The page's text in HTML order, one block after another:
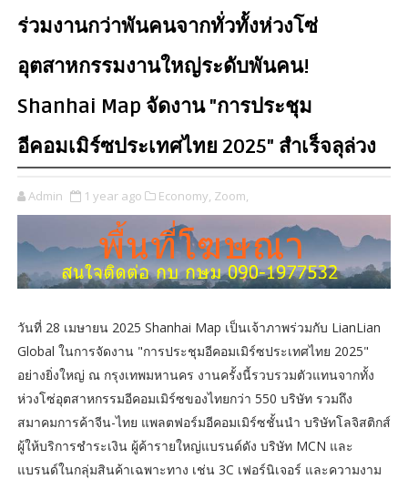
ร่วมงานกว่าพันคนจากทั่วทั้งห่วงโซ่
อุตสาหกรรมงานใหญ่ระดับพันคน!
Shanhai Map จัดงาน "การประชุม
อีคอมเมิร์ซประเทศไทย 2025" สำเร็จลุล่วง
Admin 1 year ago Economy, Zoom,
วันที่ 28 เมษายน 2025 Shanhai Map เป็นเจ้าภาพร่วมกับ LianLian
Global ในการจัดงาน "การประชุมอีคอมเมิร์ซประเทศไทย 2025"
อย่างยิ่งใหญ่ ณ กรุงเทพมหานคร งานครั้งนี้รวบรวมตัวแทนจากทั้ง
ห่วงโซ่อุตสาหกรรมอีคอมเมิร์ซของไทยกว่า 550 บริษัท รวมถึง
สมาคมการค้าจีน-ไทย แพลตฟอร์มอีคอมเมิร์ซชั้นนำ บริษัทโลจิสติกส์
ผู้ให้บริการชำระเงิน ผู้ค้ารายใหญ่แบรนด์ดัง บริษัท MCN และ
แบรนด์ในกลุ่มสินค้าเฉพาะทาง เช่น 3C เฟอร์นิเจอร์ และความงาม